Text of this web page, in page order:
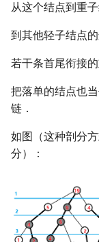
从这个结点到重
到其他轻子结点
若干条首尾衔接
把落单的结点也
链．
如图（这种剖分
分）：